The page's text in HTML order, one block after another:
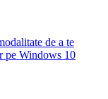
de a te
pe Windows 10